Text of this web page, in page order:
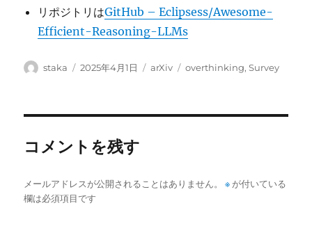
リポジトリはGitHub – Eclipsess/Awesome-
Efficient-Reasoning-LLMs
投
staka
投
2025年4月1日
カ
arXiv
タ
overthinking,Survey
コメントを残す
メールアドレスが公開されることはありません。 ※ が付いている
欄は必須項目です